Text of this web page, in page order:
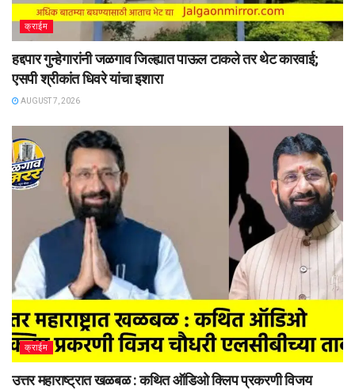
क्राईम
हद्दपार गुन्हेगारांनी जळगाव जिल्ह्यात पाऊल टाकले तर थेट कारवाई;
एसपी श्रीकांत धिवरे यांचा इशारा
AUGUST 7, 2026
क्राईम
उत्तर महाराष्ट्रात खळबळ : कथित ऑडिओ क्लिप प्रकरणी विजय